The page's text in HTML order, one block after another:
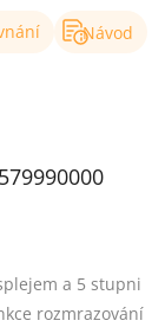
Návod
a 5 stupni
rozmrazování